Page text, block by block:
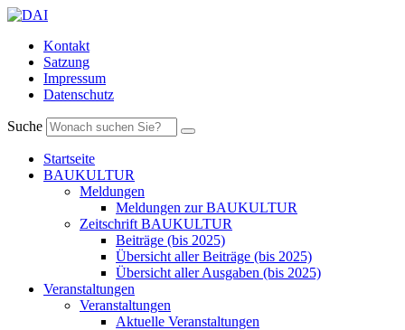
Kontakt
Satzung
Impressum
Datenschutz
Suche
Startseite
BAUKULTUR
Meldungen
Meldungen zur BAUKULTUR
Zeitschrift BAUKULTUR
Beiträge (bis 2025)
Übersicht aller Beiträge (bis 2025)
Übersicht aller Ausgaben (bis 2025)
Veranstaltungen
Veranstaltungen
Aktuelle Veranstaltungen